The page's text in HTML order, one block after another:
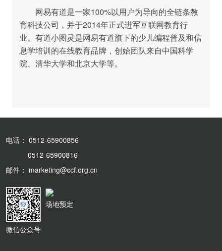
网易有道是一家100%以用户为导向的全链条教
育科技公司，并于2014年正式进军互联网教育行
业。有道小图灵是网易有道旗下的少儿编程普及和信
息学培训的在线教育品牌，创始团队来自中国科学
院、清华大学和北京大学等。
电话： 0512-65900856
0512-65900816
邮件： marketing@ccf.org.cn
微信公众号
场地预定